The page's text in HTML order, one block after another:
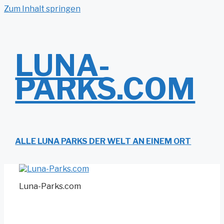
Zum Inhalt springen
LUNA-
PARKS.COM
ALLE LUNA PARKS DER WELT AN EINEM ORT
Luna-Parks.com